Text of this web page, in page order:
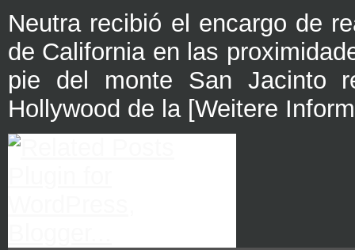
Neutra recibió el encargo de
de California en las
pie del monte San Jacinto
Hollywood de la [Weitere